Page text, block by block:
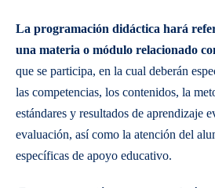
La programación didáctica hará
una materia o módulo relacionado
que se participa, en la cual deberán
las competencias, los contenidos, la
estándares y resultados de aprendizaje
evaluación, así como la atención del
específicas de apoyo educativo.